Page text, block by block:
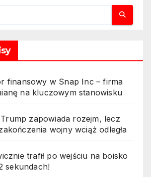
więcej za ropę? 3.
podwyżek cen
Ukrainy w
cele Rosji 4.
na Rosję mogą
ceny ropy 5.
rynek ropy pod
ukraińskich
– co to oznacza
finansowy w Snap Inc – firma
na kluczowym stanowisku
zapowiada rozejm, lecz
wojny wciąż odległa
trafił po wejściu na boisko
sekundach!